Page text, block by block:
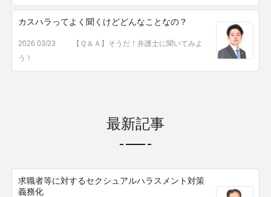
カスハラってよく聞くけどどんなことなの？
2026 03/23
【Ｑ＆Ａ】そうだ！弁護士に聞いてみよ
う！
最新記事
求職者等に対するセクシュアルハラスメント対策
義務化